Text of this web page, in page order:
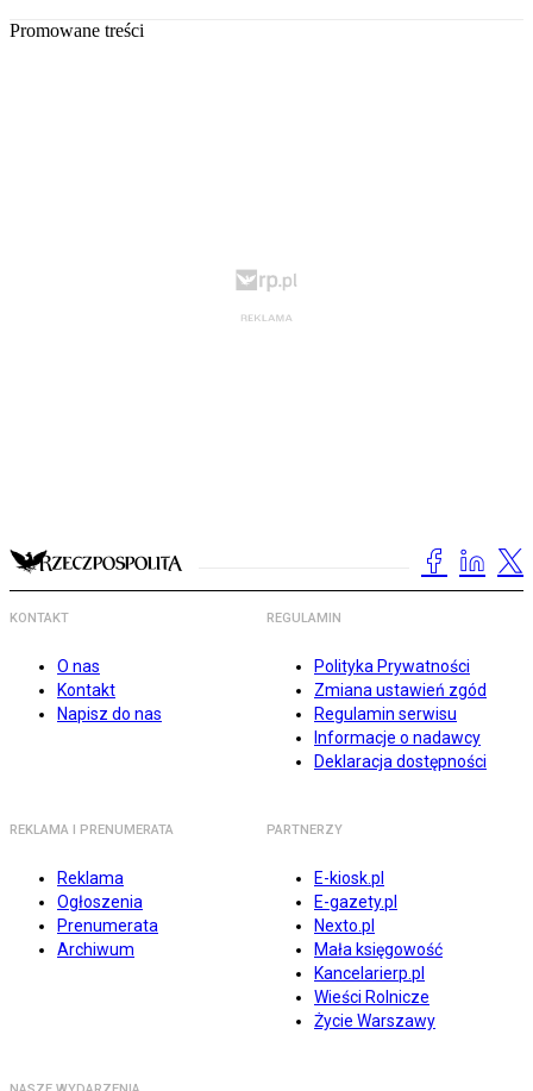
Promowane treści
KONTAKT
O nas
Kontakt
Napisz do nas
REGULAMIN
Polityka Prywatności
Zmiana ustawień zgód
Regulamin serwisu
Informacje o nadawcy
Deklaracja dostępności
REKLAMA I PRENUMERATA
Reklama
Ogłoszenia
Prenumerata
Archiwum
PARTNERZY
E-kiosk.pl
E-gazety.pl
Nexto.pl
Mała księgowość
Kancelarierp.pl
Wieści Rolnicze
Życie Warszawy